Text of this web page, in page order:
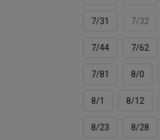
7/31 7/32
7/44 7/62
7/81 8/0
8/1 8/12
8/23 8/28